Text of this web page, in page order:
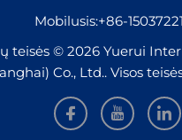
Mobilusis:+86-
teisės © 2026 Yuerui
Co., Ltd.. Visos